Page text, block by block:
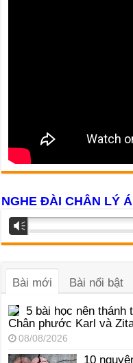
NGHE ĐÀI CHÂN LÝ
Trình
phát
Vm
Bài mới Bài nổi bật
5 bài học nên thánh
Chân phước Karl và
08/08/2026
10